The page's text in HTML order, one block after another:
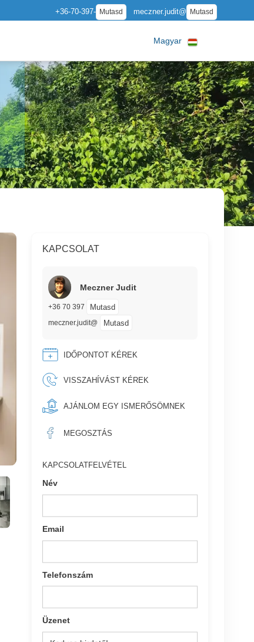
+36-70-397- Mutasd meczner.judit@ Mutasd
Magyar
KAPCSOLAT
Meczner Judit
+36 70 397 Mutasd
meczner.judit@ Mutasd
IDŐPONTOT KÉREK
VISSZAHÍVÁST KÉREK
AJÁNLOM EGY ISMERŐSÖMNEK
MEGOSZTÁS
KAPCSOLATFELVÉTEL
Név
Email
Telefonszám
Üzenet